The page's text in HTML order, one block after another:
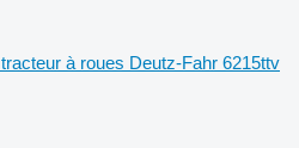
tracteur à roues Deutz-Fahr 6215ttv